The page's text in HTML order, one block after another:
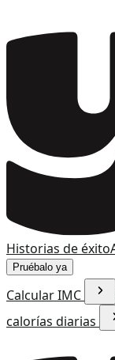
Historias de éxito
Pruébalo ya
Calcular IMC
calorías diarias